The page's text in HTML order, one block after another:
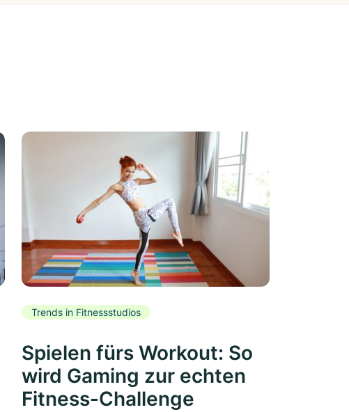
Trends in Fitnessstudios
Spielen fürs Workout: So
wird Gaming zur echten
Fitness-Challenge